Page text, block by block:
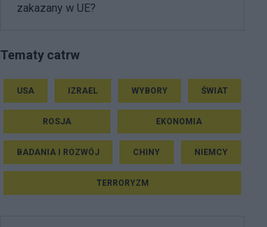
zakazany w UE?
Tematy catrw
USA IZRAEL WYBORY ŚWIAT
ROSJA EKONOMIA
BADANIA I ROZWÓJ CHINY NIEMCY
TERRORYZM